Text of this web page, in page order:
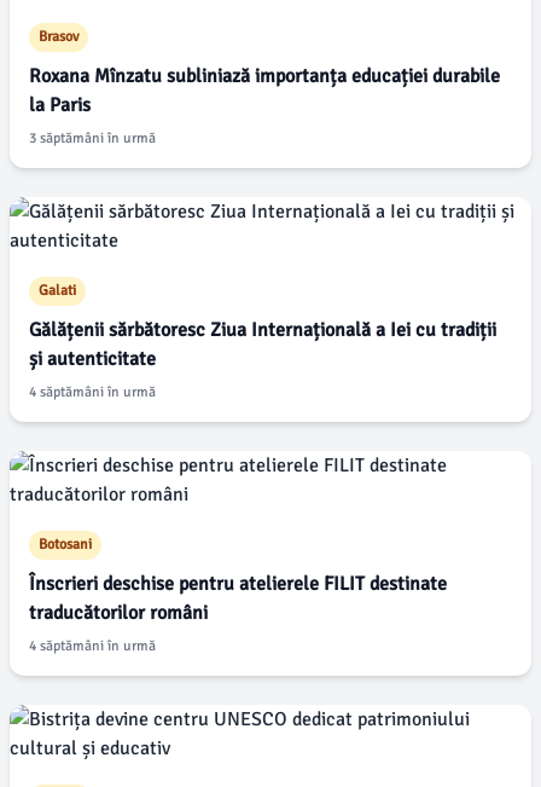
Brasov
Roxana Mînzatu subliniază importanța educației durabile
la Paris
3 săptămâni în urmă
Galati
Gălățenii sărbătoresc Ziua Internațională a Iei cu tradiții
și autenticitate
4 săptămâni în urmă
Botosani
Înscrieri deschise pentru atelierele FILIT destinate
traducătorilor români
4 săptămâni în urmă